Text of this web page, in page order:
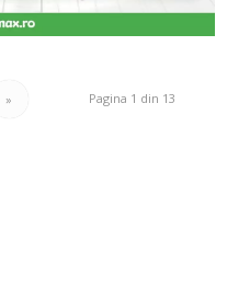
Pagina 1 din 13
»